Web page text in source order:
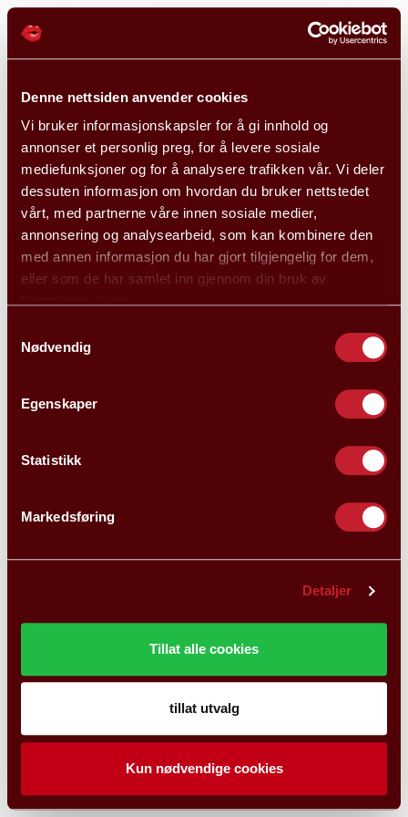
Denne nettsiden anvender cookies
Vi bruker informasjonskapsler for å gi innhold og
annonser et personlig preg, for å levere sosiale
mediefunksjoner og for å analysere trafikken vår. Vi deler
dessuten informasjon om hvordan du bruker nettstedet
vårt, med partnerne våre innen sosiale medier,
annonsering og analysearbeid, som kan kombinere den
med annen informasjon du har gjort tilgjengelig for dem,
eller som de har samlet inn gjennom din bruk av
Nødvendig
Egenskaper
Statistikk
Markedsføring
Detaljer
Tillat alle cookies
tillat utvalg
Kun nødvendige cookies